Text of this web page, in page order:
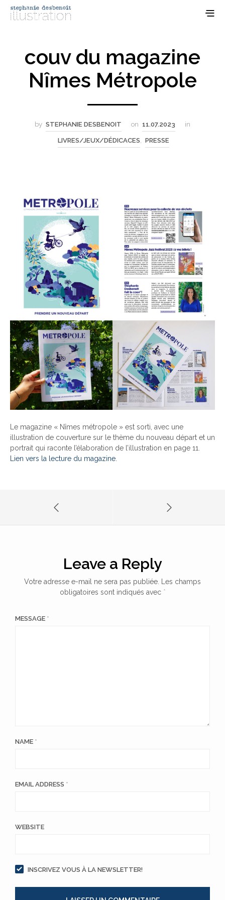
couv du magazine
Nîmes Métropole
by STEPHANIE DESBENOIT on 11.07.2023 in
LIVRES/JEUX/DÉDICACES, PRESSE
Le magazine « Nîmes métropole » est sorti, avec une
illustration de couverture sur le thème du nouveau départ et un
portrait qui raconte l’élaboration de l’illustration en page 11.
Lien vers la lecture du magazine.
Leave a Reply
Votre adresse e-mail ne sera pas publiée.
Les champs
obligatoires sont indiqués avec *
MESSAGE *
NAME *
EMAIL ADDRESS *
WEBSITE
INSCRIVEZ VOUS À LA NEWSLETTER!